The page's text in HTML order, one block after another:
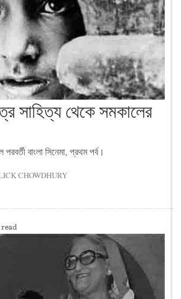
সাহিত্য থেকে সমকালের
বাংলা সিনেমা, প্রথম পর্ব।
CHOWDHURY